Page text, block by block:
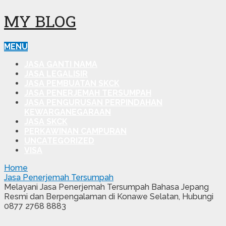
MY BLOG
MENU
Home
Jasa Penerjemah Tersumpah
Melayani Jasa Penerjemah Tersumpah Bahasa Jepang
Resmi dan Berpengalaman di Konawe Selatan, Hubungi
0877 2768 8883